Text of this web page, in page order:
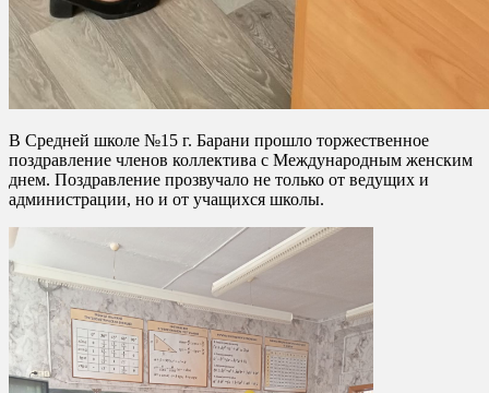
В Средней школе №15 г. Барани прошло торжественное
поздравление членов коллектива с Международным женским
днем. Поздравление прозвучало не только от ведущих и
администрации, но и от учащихся школы.